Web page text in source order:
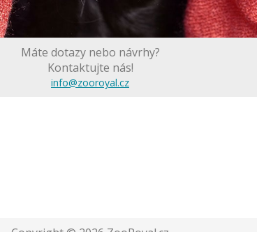
Máte dotazy nebo návrhy?
Kontaktujte nás!
info@zooroyal.cz